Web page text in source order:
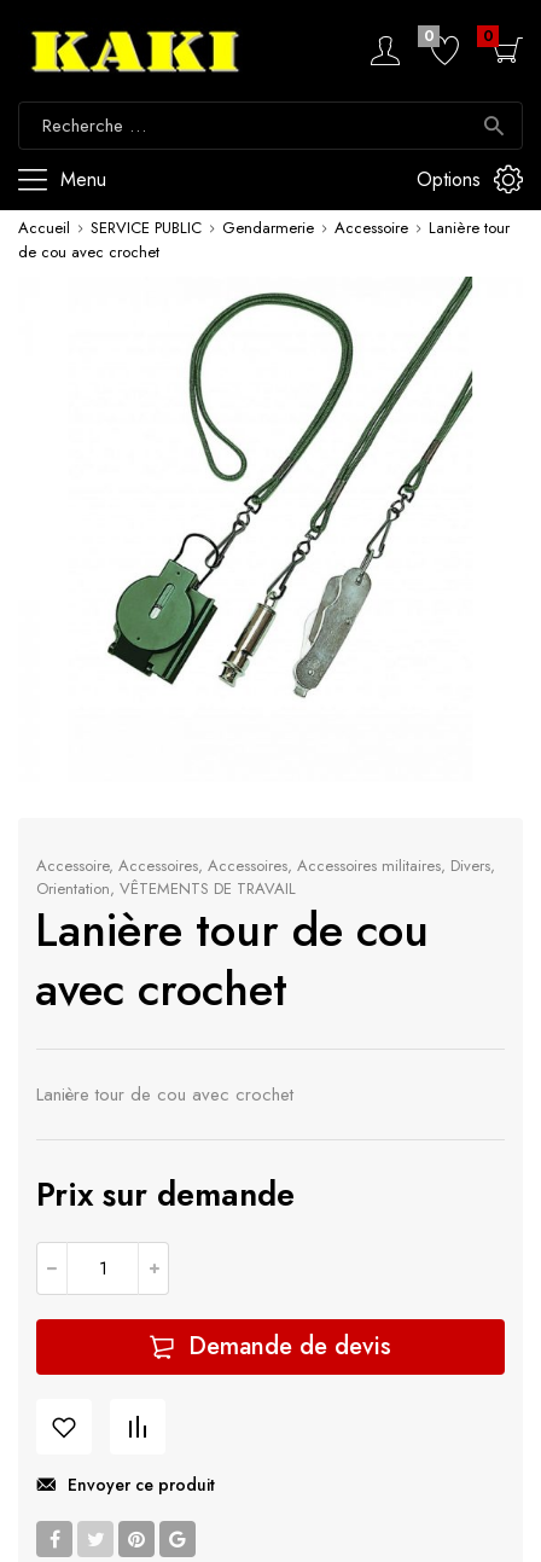
Menu Options
0 0
Accueil SERVICE PUBLIC Gendarmerie Accessoire
Lanière tour
de cou avec crochet
Accessoire, Accessoires, Accessoires, Accessoires militaires, Divers,
Orientation, VÊTEMENTS DE TRAVAIL
Lanière tour de cou
avec crochet
Lanière tour de cou avec crochet
Prix sur demande
quantité de Lanière tour de cou avec crochet
Demande de devis
Envoyer ce produit